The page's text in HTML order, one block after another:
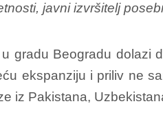
javni izvršitelj
gradu Beogradu dolazi
ekspanziju i priliv ne
iz Pakistana,